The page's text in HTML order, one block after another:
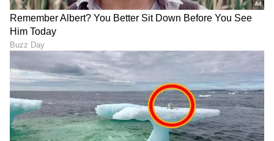
ದರ್ಶನ್‌ಗೆ ಮತ್ತಷ್ಟು ಸಂಕಷ್ಟ,
Karna Serial ಹ್ಯಾಂಡ್ಸಮ್​